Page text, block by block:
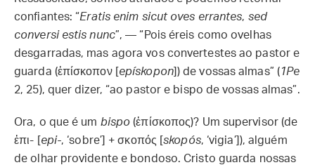
confiantes: “Eratis enim sicut oves errantes, sed
conversi estis nunc”, — “Pois éreis como ovelhas
desgarradas, mas agora vos convertestes ao pastor e
guarda (ἐπίσκοπον [ epískopon]) de vossas almas” (1Pe
2, 25), quer dizer, “ao pastor e bispo de vossas almas”.
Ora, o que é um bispo (ἐπίσκοπος)? Um supervisor (de
ἐπι- [ epi-, ‘sobre’] +‎ σκοπός [skopós, ‘vigia’]), alguém
de olhar providente e bondoso. Cristo guarda nossas